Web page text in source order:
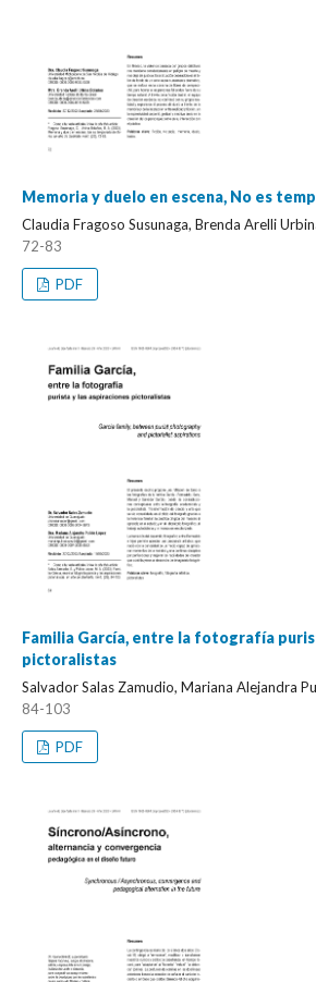
Memoria y duelo en escena, No es
Claudia Fragoso Susunaga, Brenda Arelli
72-83
PDF
Familia García, entre la fotografía
pictoralistas
Salvador Salas Zamudio, Mariana Alejandra
84-103
PDF